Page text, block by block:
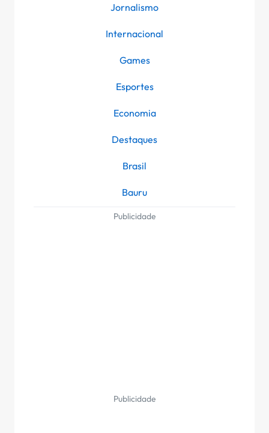
Jornalismo
Internacional
Games
Esportes
Economia
Destaques
Brasil
Bauru
Publicidade
Publicidade